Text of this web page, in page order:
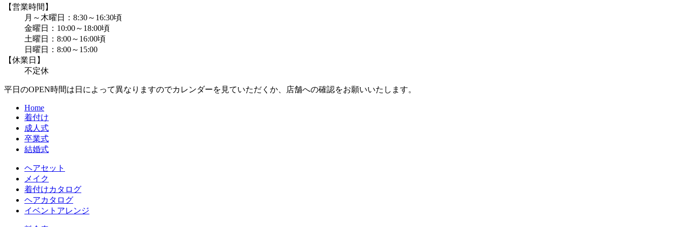
【営業時間】
月～木曜日：8:30～16:30頃
金曜日：10:00～18:00頃
土曜日：8:00～16:00頃
日曜日：8:00～15:00
【休業日】
不定休
平日のOPEN時間は日によって異なりますのでカレンダーを見ていただくか、店舗への確認をお願いいたします。
Home
着付け
成人式
卒業式
結婚式
ヘアセット
メイク
着付けカタログ
ヘアカタログ
イベントアレンジ